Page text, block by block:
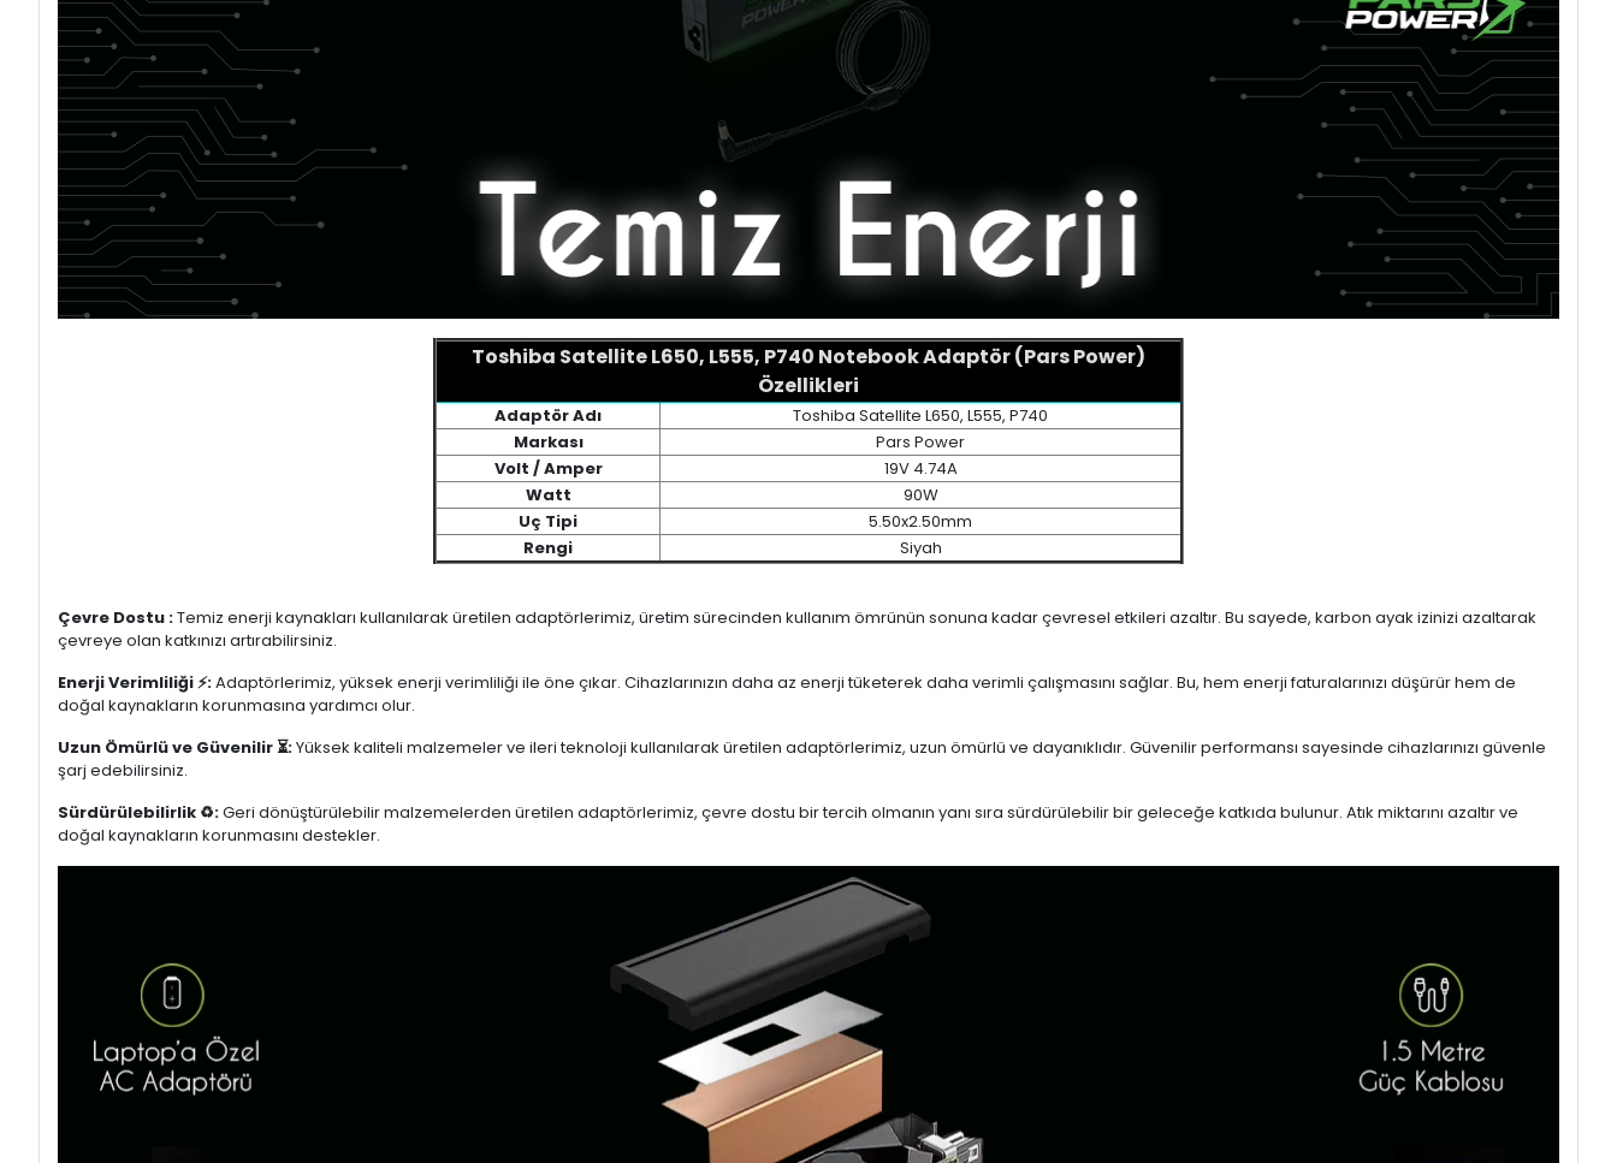
Toshiba Satellite L650, L555, P740 Notebook Adaptör (Pars Power)
Özellikleri
Adaptör Adı
Toshiba Satellite L650, L555, P740
Markası
Pars Power
Volt / Amper
19V 4.74A
Watt
90W
Uç Tipi
5.50x2.50mm
Rengi
Siyah
Çevre Dostu :Temiz enerji kaynakları kullanılarak üretilen adaptörlerimiz, üretim sürecinden kullanım ömrünün sonuna kadar çevresel etkileri azaltır. Bu sayede, karbon ayak izinizi azaltarak
çevreye olan katkınızı artırabilirsiniz.
Enerji Verimliliği ⚡:Adaptörlerimiz, yüksek enerji verimliliği ile öne çıkar. Cihazlarınızın daha az enerji tüketerek daha verimli çalışmasını sağlar. Bu, hem enerji faturalarınızı düşürür hem de
doğal kaynakların korunmasına yardımcı olur.
Uzun Ömürlü ve Güvenilir ⏳:Yüksek kaliteli malzemeler ve ileri teknoloji kullanılarak üretilen adaptörlerimiz, uzun ömürlü ve dayanıklıdır. Güvenilir performansı sayesinde cihazlarınızı güvenle
şarj edebilirsiniz.
Sürdürülebilirlik ♻️:Geri dönüştürülebilir malzemelerden üretilen adaptörlerimiz, çevre dostu bir tercih olmanın yanı sıra sürdürülebilir bir geleceğe katkıda bulunur. Atık miktarını azaltır ve
doğal kaynakların korunmasını destekler.